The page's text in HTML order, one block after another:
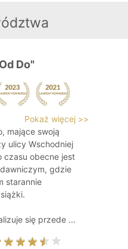
Do"
Pokaż więcej >>
mające swoją
ulicy Wschodniej
czasu obecne jest
gdzie
starannie
się przede ...